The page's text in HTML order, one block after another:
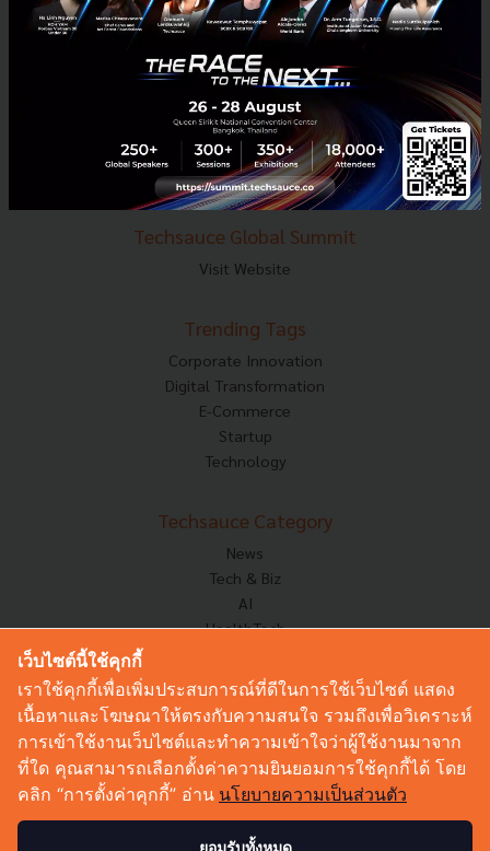
Techsauce Media
About Techsauce
Techsauce Services
Privacy Policy
ส่งบทความ
Techsauce Global Summit
Visit Website
Trending Tags
Corporate Innovation
Digital Transformation
E-Commerce
Startup
Technology
Techsauce Category
News
Tech & Biz
AI
HealthTech
Corp Innov
Saucy Thoughts
Sustainable
Videos
Podcast
เว็บไซต์นี้ใช้คุกกี้
เราใช้คุกกี้เพื่อเพิ่มประสบการณ์ที่ดีในการใช้เว็บไซต์ แสดง
เนื้อหาและโฆษณาให้ตรงกับความสนใจ รวมถึงเพื่อวิเคราะห์
การเข้าใช้งานเว็บไซต์และทำความเข้าใจว่าผู้ใช้งานมาจาก
ที่ใด คุณสามารถเลือกตั้งค่าความยินยอมการใช้คุกกี้ได้ โดย
คลิก “การตั้งค่าคุกกี้” อ่าน นโยบายความเป็นส่วนตัว
ยอมรับทั้งหมด